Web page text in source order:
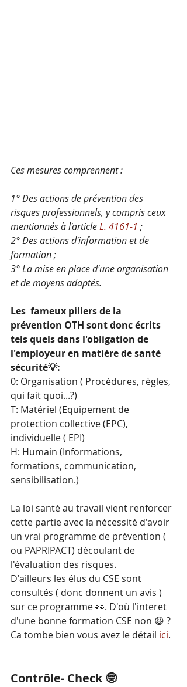
Ces mesures comprennent :
1° Des actions de prévention des
risques professionnels, y compris ceux
mentionnés à l'article L. 4161-1 ;
2° Des actions d'information et de
formation ;
3° La mise en place d'une organisation
et de moyens adaptés.
Les  fameux piliers de la
prévention OTH sont donc écrits
tels quels dans l'obligation de
l'employeur en matière de santé
sécurité💡:
0: Organisation ( Procédures, règles,
qui fait quoi...?)
T: Matériel (Equipement de
protection collective (EPC),
individuelle ( EPI)
H: Humain (Informations,
formations, communication,
sensibilisation.)
La loi santé au travail vient renforcer
cette partie avec la nécessité d'avoir
un vrai programme de prévention (
ou PAPRIPACT) découlant de
l'évaluation des risques.
D'ailleurs les élus du CSE sont
consultés ( donc donnent un avis )
sur ce programme 👀. D'où l'interet
d'une bonne formation CSE non 😆 ?
Ca tombe bien vous avez le détail ici.
Contrôle- Check 🤓